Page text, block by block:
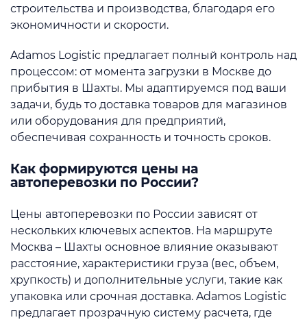
строительства и производства, благодаря его
экономичности и скорости.
Adamos Logistic предлагает полный контроль над
процессом: от момента загрузки в Москве до
прибытия в Шахты. Мы адаптируемся под ваши
задачи, будь то доставка товаров для магазинов
или оборудования для предприятий,
обеспечивая сохранность и точность сроков.
Как формируются цены на
автоперевозки по России?
Цены автоперевозки по России зависят от
нескольких ключевых аспектов. На маршруте
Москва – Шахты основное влияние оказывают
расстояние, характеристики груза (вес, объем,
хрупкость) и дополнительные услуги, такие как
упаковка или срочная доставка. Adamos Logistic
предлагает прозрачную систему расчета, где